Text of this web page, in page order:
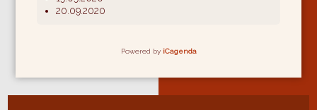
20.09.2020
Powered by iCagenda